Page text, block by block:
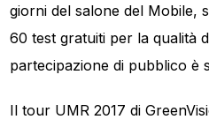
giorni del salone del Mobile,
60 test gratuiti per la qualità
partecipazione di pubblico è
Il tour UMR 2017 di